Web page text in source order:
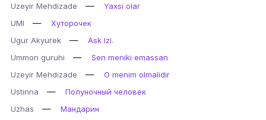
Uzeyir Mehdizade —
Yaxsi olar
UMI
—
Хуторочек
Ugur Akyurek
—
Ask Izi.
Ummon guruhi
—
Sen meniki emassan
Uzeyir Mehdizade
—
O menim olmalidir
Ustinna
—
Полуночный человек
Uzhas
—
Мандарин